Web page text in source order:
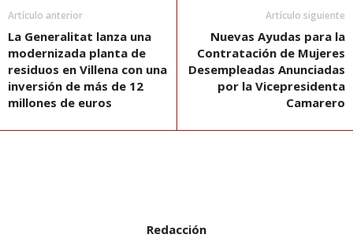
Artículo anterior
La Generalitat lanza una
modernizada planta de
residuos en Villena con una
inversión de más de 12
millones de euros
Artículo siguiente
Nuevas Ayudas para la
Contratación de Mujeres
Desempleadas Anunciadas
por la Vicepresidenta
Camarero
Redacción